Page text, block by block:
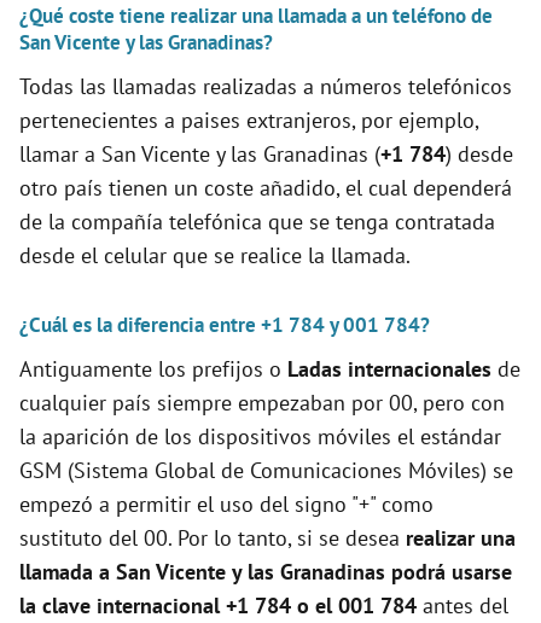
¿Qué coste tiene realizar una llamada a un teléfono de
San Vicente y las Granadinas?
Todas las llamadas realizadas a números telefónicos
pertenecientes a paises extranjeros, por ejemplo,
llamar a San Vicente y las Granadinas (+1 784) desde
otro país tienen un coste añadido, el cual dependerá
de la compañía telefónica que se tenga contratada
desde el celular que se realice la llamada.
¿Cuál es la diferencia entre +1 784 y 001 784?
Antiguamente los prefijos o Ladas internacionales de
cualquier país siempre empezaban por 00, pero con
la aparición de los dispositivos móviles el estándar
GSM (Sistema Global de Comunicaciones Móviles) se
empezó a permitir el uso del signo "+" como
sustituto del 00. Por lo tanto, si se desea realizar una
llamada a San Vicente y las Granadinas podrá usarse
la clave internacional +1 784 o el 001 784 antes del